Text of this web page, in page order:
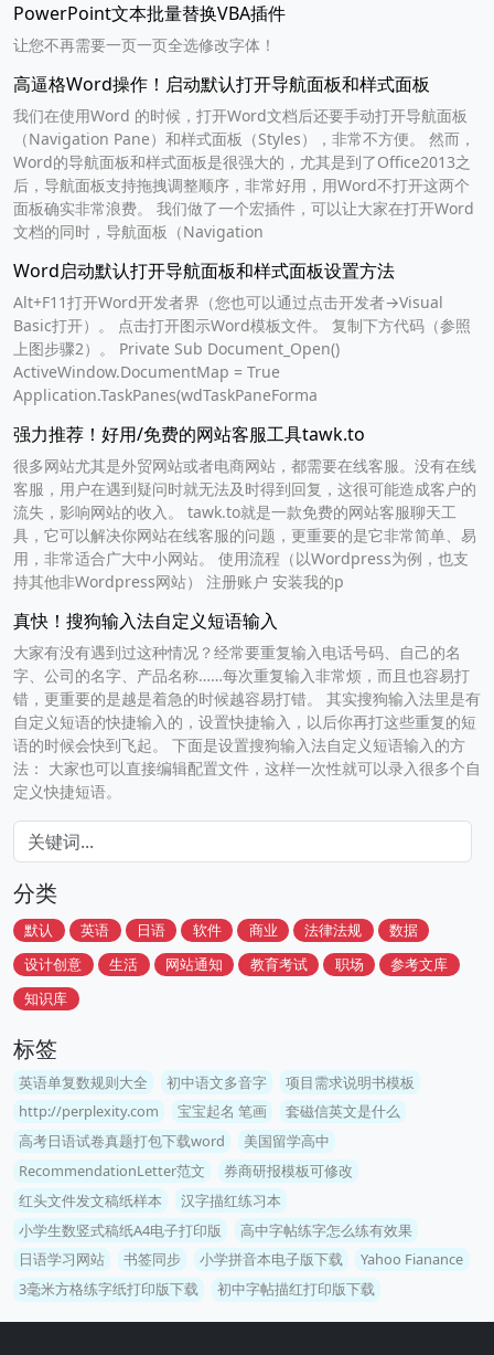
PowerPoint文本批量替换VBA插件
让您不再需要一页一页全选修改字体！
高逼格Word操作！启动默认打开导航面板和样式面板
我们在使用Word 的时候，打开Word文档后还要手动打开导航面板
（Navigation Pane）和样式面板（Styles），非常不方便。 然而，
Word的导航面板和样式面板是很强大的，尤其是到了Office2013之
后，导航面板支持拖拽调整顺序，非常好用，用Word不打开这两个
面板确实非常浪费。 我们做了一个宏插件，可以让大家在打开Word
文档的同时，导航面板（Navigation
Word启动默认打开导航面板和样式面板设置方法
Alt+F11打开Word开发者界（您也可以通过点击开发者→Visual
Basic打开）。 点击打开图示Word模板文件。 复制下方代码（参照
上图步骤2）。 Private Sub Document_Open()
ActiveWindow.DocumentMap = True
Application.TaskPanes(wdTaskPaneForma
强力推荐！好用/免费的网站客服工具tawk.to
很多网站尤其是外贸网站或者电商网站，都需要在线客服。没有在线
客服，用户在遇到疑问时就无法及时得到回复，这很可能造成客户的
流失，影响网站的收入。 tawk.to就是一款免费的网站客服聊天工
具，它可以解决你网站在线客服的问题，更重要的是它非常简单、易
用，非常适合广大中小网站。 使用流程（以Wordpress为例，也支
持其他非Wordpress网站） 注册账户 安装我的p
真快！搜狗输入法自定义短语输入
大家有没有遇到过这种情况？经常要重复输入电话号码、自己的名
字、公司的名字、产品名称……每次重复输入非常烦，而且也容易打
错，更重要的是越是着急的时候越容易打错。 其实搜狗输入法里是有
自定义短语的快捷输入的，设置快捷输入，以后你再打这些重复的短
语的时候会快到飞起。 下面是设置搜狗输入法自定义短语输入的方
法： 大家也可以直接编辑配置文件，这样一次性就可以录入很多个自
定义快捷短语。
分类
默认 英语 日语 软件 商业 法律法规
数据
设计创意
生活 网站通知 教育考试 职场
参考文库
知识库
标签
英语单复数规则大全 初中语文多音字
项目需求说明书模板
http://perplexity.com
宝宝起名 笔画
套磁信英文是什么
高考日语试卷真题打包下载word
美国留学高中
RecommendationLetter范文
券商研报模板可修改
红头文件发文稿纸样本
汉字描红练习本
小学生数竖式稿纸A4电子打印版
高中字帖练字怎么练有效果
日语学习网站
书签同步 小学拼音本电子版下载
Yahoo Fianance
3毫米方格练字纸打印版下载
初中字帖描红打印版下载